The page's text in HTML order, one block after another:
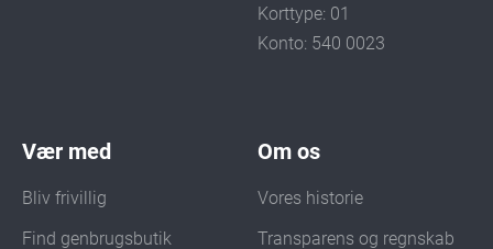
Korttype: 01
Konto: 540 0023
Vær med
Bliv frivillig
Find genbrugsbutik
Om os
Vores historie
Transparens og regnskab